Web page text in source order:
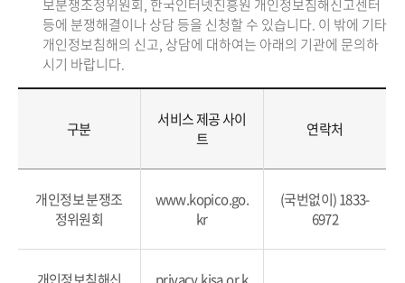
보분쟁조정위원회, 한국인터넷진흥원 개인정보침해신고센터
등에 분쟁해결이나 상담 등을 신청할 수 있습니다. 이 밖에 기타
개인정보침해의 신고, 상담에 대하여는 아래의 기관에 문의하
시기 바랍니다.
구분
서비스 제공 사이
트
연락처
개인정보 분쟁조
정위원회
www.kopico.go.
kr
(국번없이) 1833-
6972
개인정보침해신 privacy.kisa.or.k